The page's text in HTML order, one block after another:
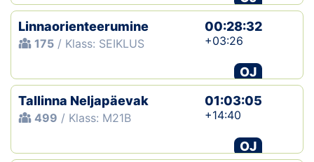
Linnaorienteerumine
175 / Klass: SEIKLUS
00:28:32
+03:26
OJ
Tallinna Neljapäevak
499 / Klass: M21B
01:03:05
+14:40
OJ